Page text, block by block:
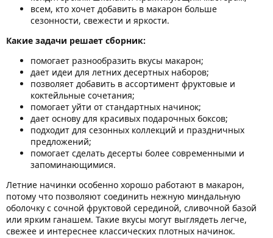
всем, кто хочет добавить в макарон больше
сезонности, свежести и яркости.
Какие задачи решает сборник:
помогает разнообразить вкусы макарон;
дает идеи для летних десертных наборов;
позволяет добавить в ассортимент фруктовые и
коктейльные сочетания;
помогает уйти от стандартных начинок;
дает основу для красивых подарочных боксов;
подходит для сезонных коллекций и праздничных
предложений;
помогает сделать десерты более современными и
запоминающимися.
Летние начинки особенно хорошо работают в макарон,
потому что позволяют соединить нежную миндальную
оболочку с сочной фруктовой серединой, сливочной базой
или ярким ганашем. Такие вкусы могут выглядеть легче,
свежее и интереснее классических плотных начинок.